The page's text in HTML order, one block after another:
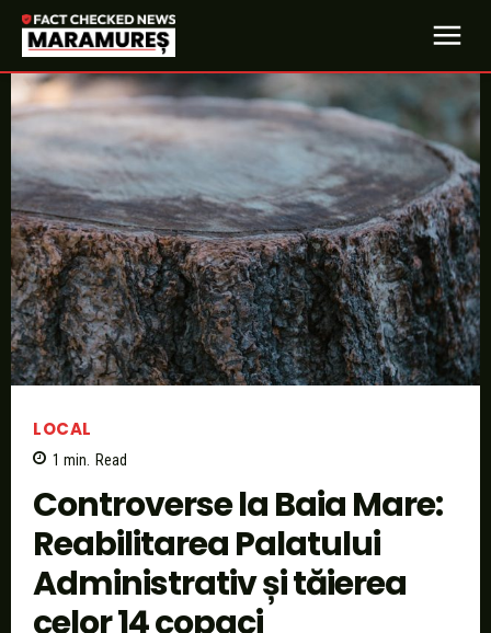
LOCAL
1 min. Read
Controverse la Baia Mare:
Reabilitarea Palatului
Administrativ și tăierea
celor 14 copaci